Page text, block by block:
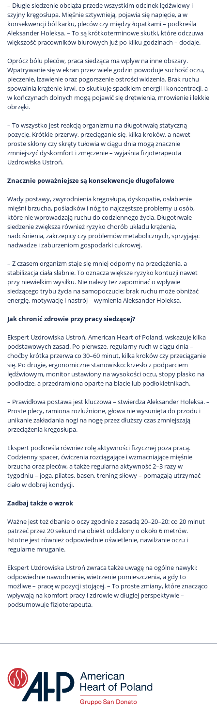
– Długie siedzenie obciąża przede wszystkim odcinek lędźwiowy i
szyjny kręgosłupa. Mięśnie sztywnieją, pojawia się napięcie, a w
konsekwencji ból karku, pleców czy między łopatkami – podkreśla
Aleksander Holeksa. – To są krótkoterminowe skutki, które odczuwa
większość pracowników biurowych już po kilku godzinach – dodaje.
Oprócz bólu pleców, praca siedząca ma wpływ na inne obszary.
Wpatrywanie się w ekran przez wiele godzin powoduje suchość oczu,
pieczenie, łzawienie oraz pogorszenie ostrości widzenia. Brak ruchu
spowalnia krążenie krwi, co skutkuje spadkiem energii i koncentracji, a
w kończynach dolnych mogą pojawić się drętwienia, mrowienie i lekkie
obrzęki.
– To wszystko jest reakcją organizmu na długotrwałą statyczną
pozycję. Krótkie przerwy, przeciąganie się, kilka kroków, a nawet
proste skłony czy skręty tułowia w ciągu dnia mogą znacznie
zmniejszyć dyskomfort i zmęczenie – wyjaśnia fizjoterapeuta
Uzdrowiska Ustroń.
Znacznie poważniejsze są konsekwencje długofalowe
Wady postawy, zwyrodnienia kręgosłupa, dyskopatie, osłabienie
mięśni brzucha, pośladków i nóg to najczęstsze problemy u osób,
które nie wprowadzają ruchu do codziennego życia. Długotrwałe
siedzenie zwiększa również ryzyko chorób układu krążenia,
nadciśnienia, zakrzepicy czy problemów metabolicznych, sprzyjając
nadwadze i zaburzeniom gospodarki cukrowej.
– Z czasem organizm staje się mniej odporny na przeciążenia, a
stabilizacja ciała słabnie. To oznacza większe ryzyko kontuzji nawet
przy niewielkim wysiłku. Nie należy też zapominać o wpływie
siedzącego trybu życia na samopoczucie: brak ruchu może obniżać
energię, motywację i nastrój – wymienia Aleksander Holeksa.
Jak chronić zdrowie przy pracy siedzącej?
Ekspert Uzdrowiska Ustroń, American Heart of Poland, wskazuje kilka
podstawowych zasad. Po pierwsze, regularny ruch w ciągu dnia –
choćby krótka przerwa co 30–60 minut, kilka kroków czy przeciąganie
się. Po drugie, ergonomiczne stanowisko: krzesło z podparciem
lędźwiowym, monitor ustawiony na wysokości oczu, stopy płasko na
podłodze, a przedramiona oparte na blacie lub podłokietnikach.
– Prawidłowa postawa jest kluczowa – stwierdza Aleksander Holeksa. –
Proste plecy, ramiona rozluźnione, głowa nie wysunięta do przodu i
unikanie zakładania nogi na nogę przez dłuższy czas zmniejszają
przeciążenia kręgosłupa.
Ekspert podkreśla również rolę aktywności fizycznej poza pracą.
Codzienny spacer, ćwiczenia rozciągające i wzmacniające mięśnie
brzucha oraz pleców, a także regularna aktywność 2–3 razy w
tygodniu – joga, pilates, basen, trening siłowy – pomagają utrzymać
ciało w dobrej kondycji.
Zadbaj także o wzrok
Ważne jest też dbanie o oczy zgodnie z zasadą 20–20–20: co 20 minut
patrzeć przez 20 sekund na obiekt oddalony o około 6 metrów.
Istotne jest również odpowiednie oświetlenie, nawilżanie oczu i
regularne mruganie.
Ekspert Uzdrowiska Ustroń zwraca także uwagę na ogólne nawyki:
odpowiednie nawodnienie, wietrzenie pomieszczenia, a gdy to
możliwe – pracę w pozycji stojącej. – To proste zmiany, które znacząco
wpływają na komfort pracy i zdrowie w długiej perspektywie –
podsumowuje fizjoterapeuta.